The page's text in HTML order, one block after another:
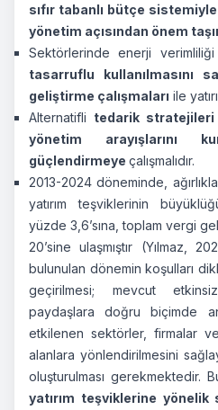
sıfır tabanlı bütçe
yönetim açısından önem
Sektörlerinde enerji verimliliği
tasarruflu kullanılmasını
geliştirme çalışmaları ile
Alternatifli tedarik
yönetim arayışlarını
güçlendirmeye çalışmalıdır.
2013-2024 döneminde,
yatırım teşviklerinin
yüzde 3,6’sına, toplam vergi
20’sine ulaşmıştır (Yılmaz,
bulunulan dönemin koşulları
geçirilmesi; mevcut
paydaşlara doğru biçimde
etkilenen sektörler, firmalar
alanlara yönlendirilmesini
oluşturulması gerekmektedir.
yatırım teşviklerine yönelik